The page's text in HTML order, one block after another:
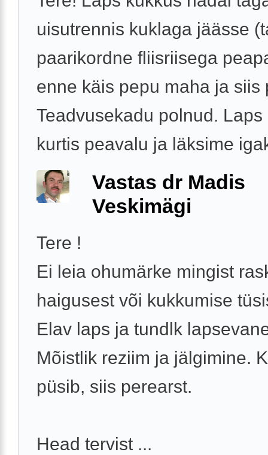
uisutrennis kuklaga jäässe
paarikordne fliisriisega
enne käis pepu maha ja siis
Teadvusekadu polnud. Laps
kurtis peavalu ja läksime
Vastas dr Madis
Veskimägi
Tere !
Ei leia ohumärke mingist
haigusest või kukkumise
Elav laps ja tundlk
Mõistlik reziim ja jälgimine.
püsib, siis perearst.
Head tervist ...